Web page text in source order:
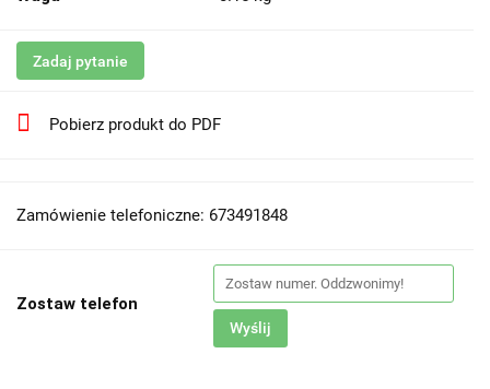
Zadaj pytanie
Pobierz produkt do PDF
Zamówienie telefoniczne: 673491848
Zostaw telefon
Wyślij